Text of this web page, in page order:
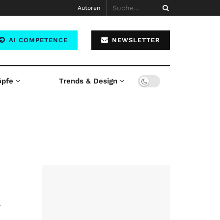
Autoren
AI COMPETENCE NEWSLETTER
Trends & Design